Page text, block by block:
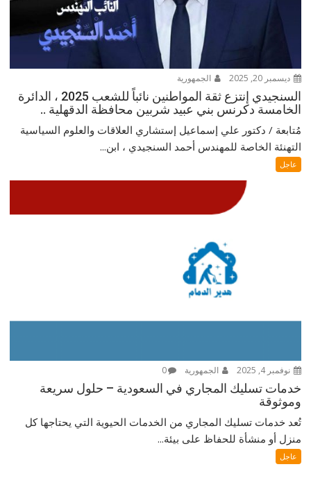
ديسمبر 20, 2025 الجمهورية
السنجيدي إنتزع ثقة المواطنين نائباً للشعب 2025 ، الدائرة
الخامسة دكرنس بني عبيد شربين محافظة الدقهلية ..
مُتابعة / دكتور علي إسماعيل إستشاري العلاقات والعلوم السياسية
التهنئة الخاصة للمهندس أحمد السنجيدي ، ابن...
عاجل
نوفمبر 4, 2025 الجمهورية 0
خدمات تسليك المجاري في السعودية – حلول سريعة
وموثوقة
تُعد خدمات تسليك المجاري من الخدمات الحيوية التي يحتاجها كل
منزل أو منشأة للحفاظ على بيئة...
عاجل